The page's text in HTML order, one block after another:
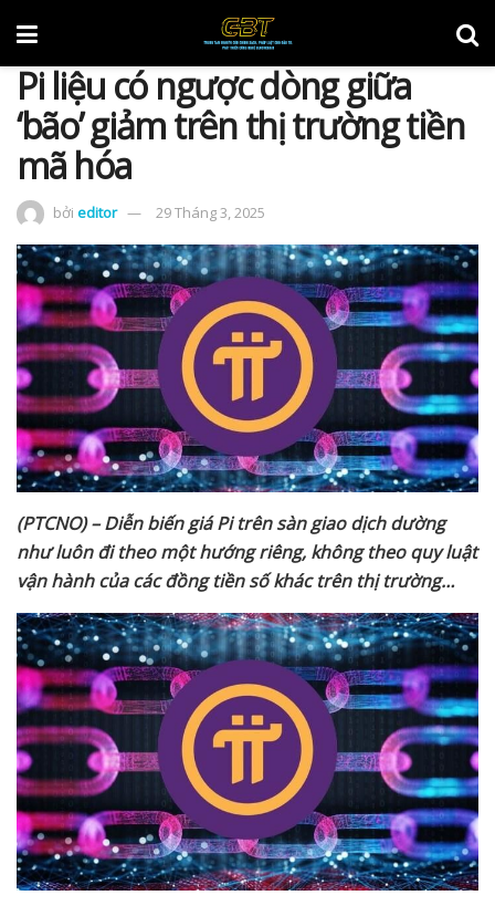
Pi liệu có ngược dòng giữa
‘bão’ giảm trên thị trường tiền
mã hóa
bởi editor 29 Tháng 3, 2025
(PTCNO) – Diễn biến giá Pi trên sàn giao dịch dường
nhưluôn đi theo một hướng riêng, không theo quy luật
vận hành của các đồng tiền sốkhác trên thịtrường…